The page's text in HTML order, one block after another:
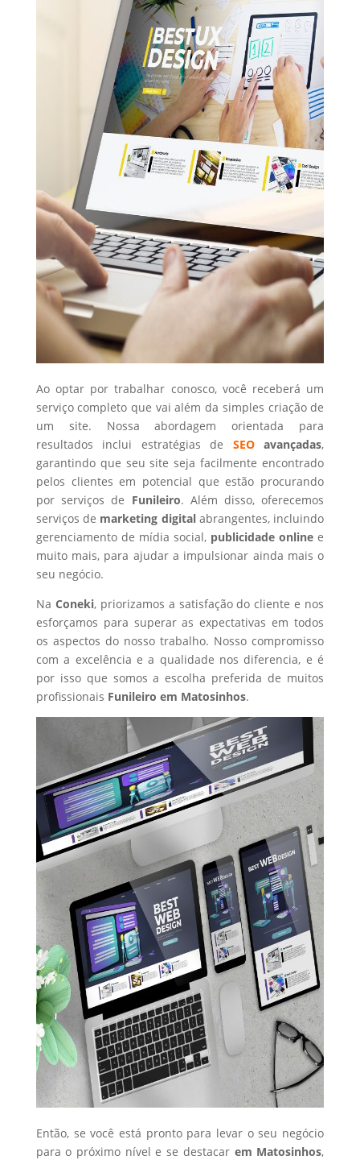
Ao optar por trabalhar conosco, você receberá um
serviço completo que vai além da simples criação de
um site. Nossa abordagem orientada para
resultados inclui estratégias de SEOavançadas,
garantindo que seu site seja facilmente encontrado
pelos clientes em potencial que estão procurando
por serviços de Funileiro. Além disso, oferecemos
serviços de marketing digital abrangentes, incluindo
gerenciamento de mídia social, publicidade online e
muito mais, para ajudar a impulsionar ainda mais o
seu negócio.
Na Coneki, priorizamos a satisfação do cliente e nos
esforçamos para superar as expectativas em todos
os aspectos do nosso trabalho. Nosso compromisso
com a excelência e a qualidade nos diferencia, e é
por isso que somos a escolha preferida de muitos
profissionais Funileiro em Matosinhos.
Então, se você está pronto para levar o seu negócio
para o próximo nível e se destacar em Matosinhos,